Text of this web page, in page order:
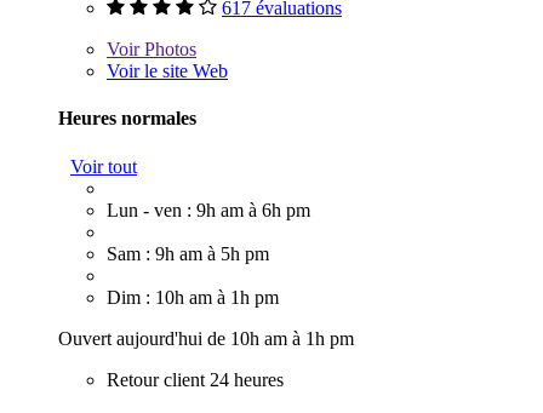
617 évaluations
VoirPhotos
Voir le site Web
Heures normales
Voir tout
Lun - ven : 9h am à 6h pm
Sam : 9h am à 5h pm
Dim : 10h am à 1h pm
Ouvert aujourd'hui de 10h am à 1h pm
Retour client 24 heures